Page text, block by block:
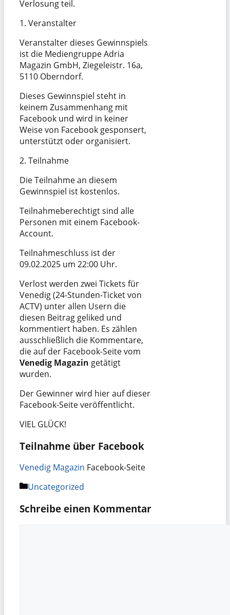
Verlosung teil.
1. Veranstalter
Veranstalter dieses Gewinnspiels
ist die Mediengruppe Adria
Magazin GmbH, Ziegeleistr. 16a,
5110 Oberndorf.
Dieses Gewinnspiel steht in
keinem Zusammenhang mit
Facebook und wird in keiner
Weise von Facebook gesponsert,
unterstützt oder organisiert.
2. Teilnahme
Die Teilnahme an diesem
Gewinnspiel ist kostenlos.
Teilnahmeberechtigt sind alle
Personen mit einem Facebook-
Account.
Teilnahmeschluss ist der
09.02.2025 um 22:00 Uhr.
Verlost werden zwei Tickets für
Venedig (24-Stunden-Ticket von
ACTV) unter allen Usern die
diesen Beitrag geliked und
kommentiert haben. Es zählen
ausschließlich die Kommentare,
die auf der Facebook-Seite vom
Venedig Magazin getätigt
wurden.
Der Gewinner wird hier auf dieser
Facebook-Seite veröffentlicht.
VIEL GLÜCK!
Teilnahme über Facebook
Venedig Magazin Facebook-Seite
Kategorien
Uncategorized
Schreibe einen Kommentar